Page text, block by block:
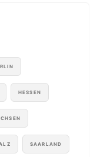
HESSEN
SAARLAND